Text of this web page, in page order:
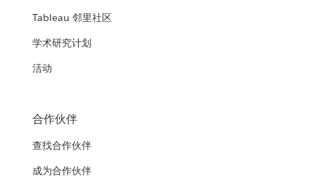
Tableau 邻里社区
学术研究计划
活动
合作伙伴
查找合作伙伴
成为合作伙伴